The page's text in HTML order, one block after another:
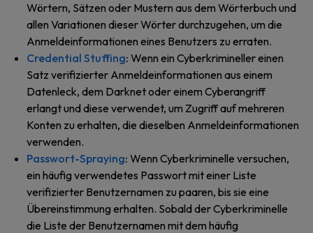
Wörtern, Sätzen oder Mustern aus dem Wörterbuch und
allen Variationen dieser Wörter durchzugehen, um die
Anmeldeinformationen eines Benutzers zu erraten.
Credential Stuffing: Wenn ein Cyberkrimineller einen
Satz verifizierter Anmeldeinformationen aus einem
Datenleck, dem Darknet oder einem Cyberangriff
erlangt und diese verwendet, um Zugriff auf mehreren
Konten zu erhalten, die dieselben Anmeldeinformationen
verwenden.
Passwort-Spraying: Wenn Cyberkriminelle versuchen,
ein häufig verwendetes Passwort mit einer Liste
verifizierter Benutzernamen zu paaren, bis sie eine
Übereinstimmung erhalten. Sobald der Cyberkriminelle
die Liste der Benutzernamen mit dem häufig